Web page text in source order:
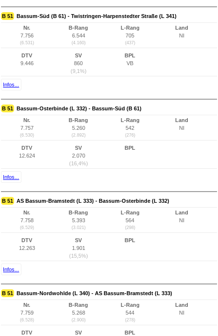
B 51 Bassum-Süd (B 61) - Twistringen-Harpenstedter Straße (L 341)
Nr.
7.756
(6.531)
B-Rang
6.544
(4.160)
L-Rang
705
(437)
Land
NI
DTV
9.446
SV
860
(9,1%)
BPL
VB
Infos...
B 51 Bassum-Osterbinde (L 332) - Bassum-Süd (B 61)
Nr.
7.757
(6.530)
B-Rang
5.260
(2.892)
L-Rang
542
(276)
Land
NI
DTV
12.624
SV
2.070
(16,4%)
BPL
Infos...
B 51 AS Bassum-Bramstedt (L 333) - Bassum-Osterbinde (L 332)
Nr.
7.758
(6.529)
B-Rang
5.393
(3.021)
L-Rang
564
(298)
Land
NI
DTV
12.263
SV
1.901
(15,5%)
BPL
Infos...
B 51 Bassum-Nordwohlde (L 340) - AS Bassum-Bramstedt (L 333)
Nr.
7.759
(6.528)
B-Rang
5.268
(2.900)
L-Rang
544
(278)
Land
NI
DTV
SV
BPL